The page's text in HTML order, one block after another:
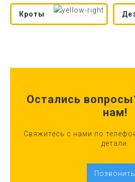
Кроты
Остались
нам!
Свяжитесь с нами по
детали.
Позвонить